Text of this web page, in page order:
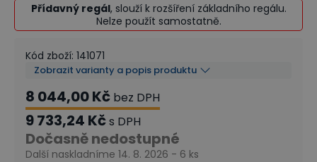
Přídavný regál, slouží k rozšíření základního regálu.
Nelze použít samostatně.
Kód zboží: 141071
Zobrazit varianty a popis produktu
8 044,00 Kč bez DPH
9 733,24 Kčs DPH
Dočasně nedostupné
Další naskladníme 14. 8. 2026 - 6 ks